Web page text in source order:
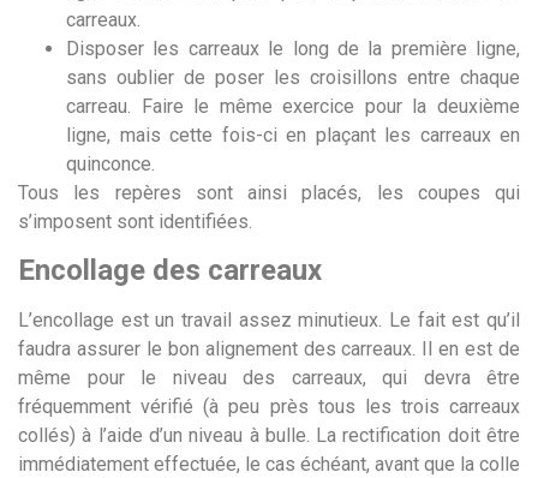
carreaux.
Disposer les carreaux le long de la première ligne,
sans oublier de poser les croisillons entre chaque
carreau. Faire le même exercice pour la deuxième
ligne, mais cette fois-ci en plaçant les carreaux en
quinconce.
Tous les repères sont ainsi placés, les coupes qui
s’imposent sont identifiées.
Encollage des carreaux
L’encollage est un travail assez minutieux. Le fait est qu’il
faudra assurer le bon alignement des carreaux. Il en est de
même pour le niveau des carreaux, qui devra être
fréquemment vérifié (à peu près tous les trois carreaux
collés) à l’aide d’un niveau à bulle. La rectification doit être
immédiatement effectuée, le cas échéant, avant que la colle